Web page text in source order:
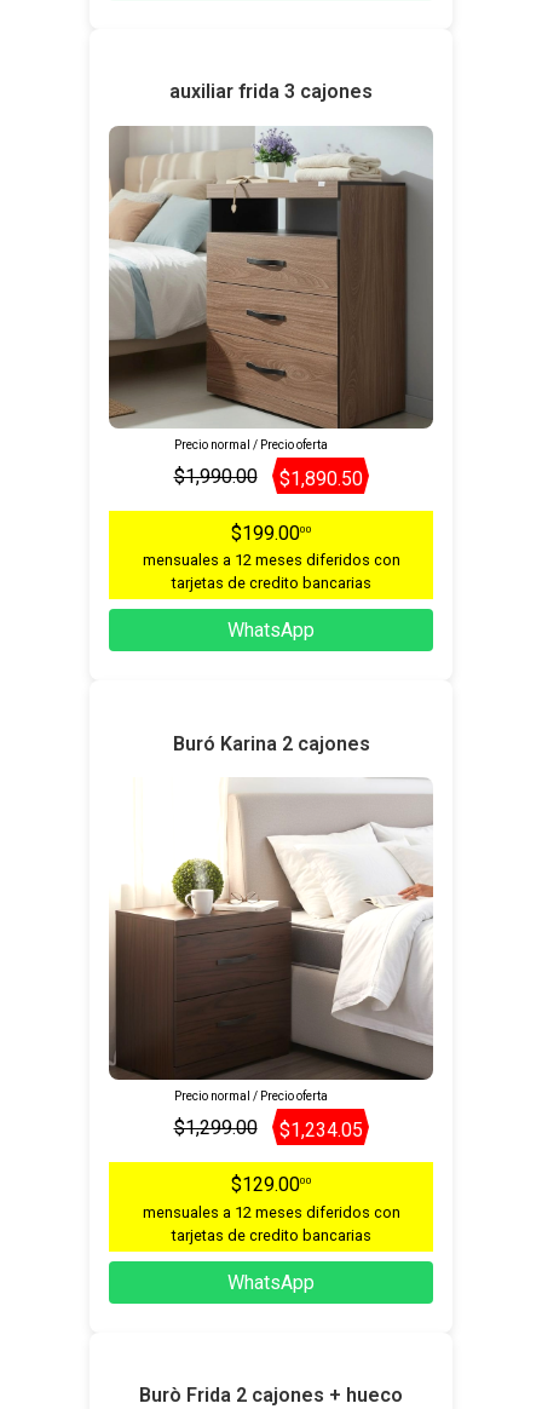
auxiliar frida 3 cajones
Precio normal / Precio oferta
$1,990.00 $1,890.50
$199.0000
mensuales a 12 meses diferidos con
tarjetas de credito bancarias
WhatsApp
Buró Karina 2 cajones
Precio normal / Precio oferta
$1,299.00 $1,234.05
$129.0000
mensuales a 12 meses diferidos con
tarjetas de credito bancarias
WhatsApp
Burò Frida 2 cajones + hueco